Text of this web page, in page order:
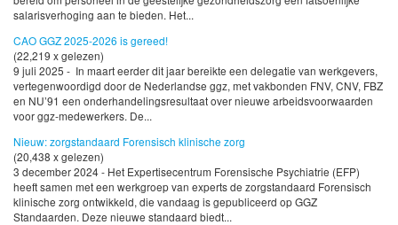
salarisverhoging aan te bieden. Het...
CAO GGZ 2025-2026 is gereed!
(22,219 x gelezen)
9 juli 2025 - In maart eerder dit jaar bereikte een delegatie van werkgevers,
vertegenwoordigd door de Nederlandse ggz, met vakbonden FNV, CNV, FBZ
en NU’91 een onderhandelingsresultaat over nieuwe arbeidsvoorwaarden
voor ggz-medewerkers. De...
Nieuw: zorgstandaard Forensisch klinische zorg
(20,438 x gelezen)
3 december 2024 - Het Expertisecentrum Forensische Psychiatrie (EFP)
heeft samen met een werkgroep van experts de zorgstandaard Forensisch
klinische zorg ontwikkeld, die vandaag is gepubliceerd op GGZ
Standaarden. Deze nieuwe standaard biedt...